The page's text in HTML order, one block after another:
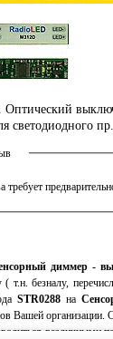
светодиодного
требует
диммер -
( т.н. безналу,
STR0288 на
Вашей
различными